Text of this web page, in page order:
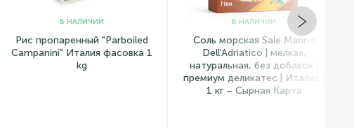
В НАЛИЧИИ
Рис пропаренный "Parboiled
Campanini" Италия фасовка 1
В НАЛИЧИИ
Соль морская Sale Marino
Dell'Adriatico | мелкая,
натуральная, без добавок |
премиум деликатес | Италия |
1 кг – Сырная Карта